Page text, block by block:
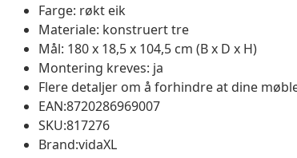
Farge: røkt eik
Materiale: konstruert tre
Mål: 180 x 18,5 x 104,5 cm (B x D x H)
Montering kreves: ja
Flere detaljer om å forhindre at dine
EAN:8720286969007
SKU:817276
Brand:vidaXL